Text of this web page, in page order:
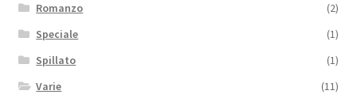
Romanzo
(2)
Speciale
(1)
Spillato
(1)
Varie
(11)